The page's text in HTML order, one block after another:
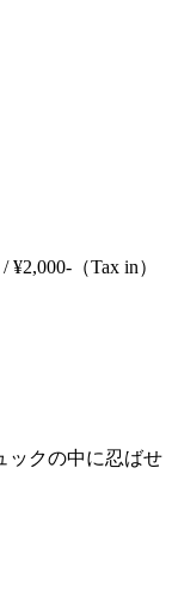
（Tax in）
ックの中に忍ばせ